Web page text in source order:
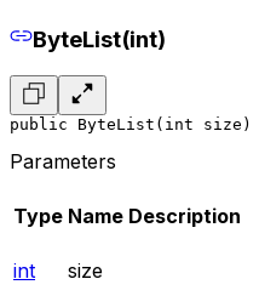
ByteList(int)
public ByteList(int size)
Parameters
Type Name Description
int size